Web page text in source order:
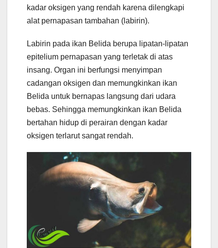
kadar oksigen yang rendah karena dilengkapi
alat pernapasan tambahan (labirin).
Labirin pada ikan Belida berupa lipatan-lipatan
epitelium pernapasan yang terletak di atas
insang. Organ ini berfungsi menyimpan
cadangan oksigen dan memungkinkan ikan
Belida untuk bernapas langsung dari udara
bebas. Sehingga memungkinkan ikan Belida
bertahan hidup di perairan dengan kadar
oksigen terlarut sangat rendah.